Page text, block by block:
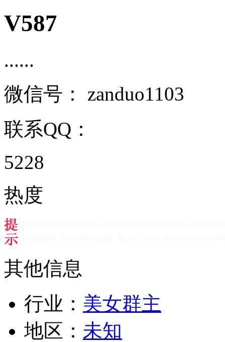
V587
......
微信号： zanduo1103
联系QQ：
5228
热度
其他信息
行业： 美女群主
地区： 未知